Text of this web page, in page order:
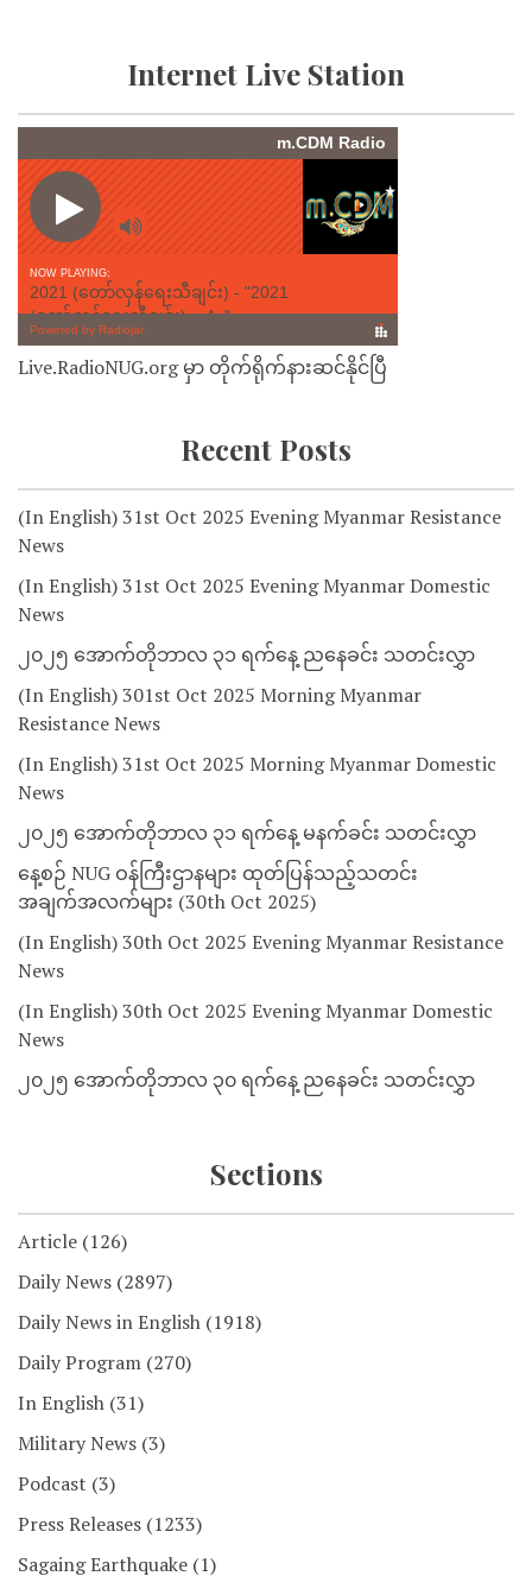
Internet Live Station
Live.RadioNUG.org မှာ တိုက်ရိုက်နားဆင်နိုင်ပြီ
Recent Posts
(In English) 31st Oct 2025 Evening Myanmar Resistance
News
(In English) 31st Oct 2025 Evening Myanmar Domestic
News
၂၀၂၅ အောက်တိုဘာလ ၃၁ ရက်နေ့ ညနေခင်း သတင်းလွှာ
(In English) 301st Oct 2025 Morning Myanmar
Resistance News
(In English) 31st Oct 2025 Morning Myanmar Domestic
News
၂၀၂၅ အောက်တိုဘာလ ၃၁ ရက်နေ့ မနက်ခင်း သတင်းလွှာ
နေ့စဉ် NUG ဝန်ကြီးဌာနများ ထုတ်ပြန်သည့်သတင်း
အချက်အလက်များ (30th Oct 2025)
(In English) 30th Oct 2025 Evening Myanmar Resistance
News
(In English) 30th Oct 2025 Evening Myanmar Domestic
News
၂၀၂၅ အောက်တိုဘာလ ၃၀ ရက်နေ့ ညနေခင်း သတင်းလွှာ
Sections
Article (126)
Daily News (2897)
Daily News in English (1918)
Daily Program (270)
In English (31)
Military News (3)
Podcast (3)
Press Releases (1233)
Sagaing Earthquake (1)